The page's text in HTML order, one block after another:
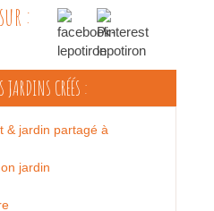
:
JARDINS CRÉÉS :
& jardin partagé à
jardin